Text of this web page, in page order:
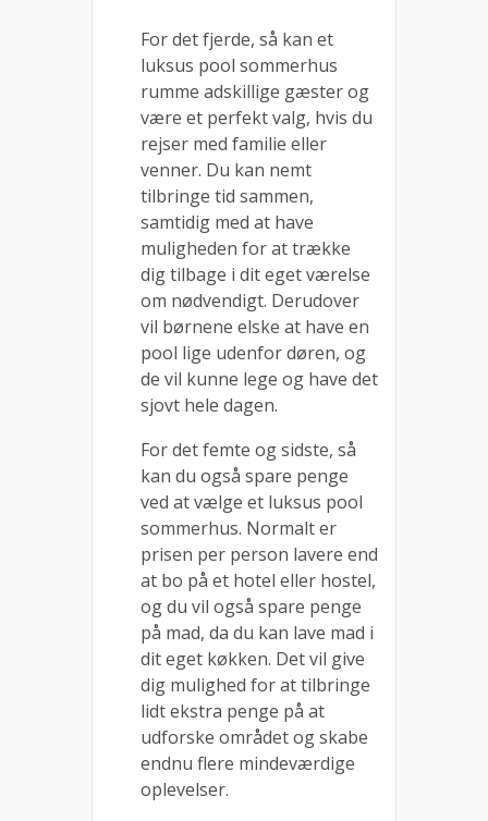
For det fjerde, så kan et
luksus pool sommerhus
rumme adskillige gæster og
være et perfekt valg, hvis du
rejser med familie eller
venner. Du kan nemt
tilbringe tid sammen,
samtidig med at have
muligheden for at trække
dig tilbage i dit eget værelse
om nødvendigt. Derudover
vil børnene elske at have en
pool lige udenfor døren, og
de vil kunne lege og have det
sjovt hele dagen.
For det femte og sidste, så
kan du også spare penge
ved at vælge et luksus pool
sommerhus. Normalt er
prisen per person lavere end
at bo på et hotel eller hostel,
og du vil også spare penge
på mad, da du kan lave mad i
dit eget køkken. Det vil give
dig mulighed for at tilbringe
lidt ekstra penge på at
udforske området og skabe
endnu flere mindeværdige
oplevelser.